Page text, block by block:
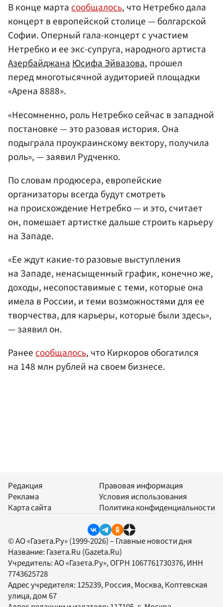
В конце мартасообщалось, что Нетребко дала
концерт в европейской столице — болгарской
Софии. Оперный гала-концерт с участием
Нетребко и ее экс-супруга, народного артиста
АзербайджанаЮсифа Эйвазова, прошел
перед многотысячной аудиторией площадки
«Арена 8888».
«Несомненно, роль Нетребко сейчас в западной
постановке — это разовая история. Она
подыграла проукраинскому вектору, получила
роль», — заявил Рудченко.
По словам продюсера, европейские
организаторы всегда будут смотреть
на происхождение Нетребко — и это, считает
он, помешает артистке дальше строить карьеру
на Западе.
«Ее ждут какие-то разовые выступления
на Западе, ненасыщенный график, конечно же,
доходы, несопоставимые с теми, которые она
имела в России, и теми возможностями для ее
творчества, для карьеры, которые были здесь»,
— заявил он.
Ранеесообщалось, что Киркоров обогатился
на 148 млн рублей на своем бизнесе.
Редакция
Реклама
Карта сайта
Правовая информация
Условия использования
Политика конфиденциальности
© АО «Газета.Ру» (1999-2026) – Главные новости дня
Название: Газета.Ru (Gazeta.Ru)
Учредитель:АО «Газета.Ру», ОГРН 1067761730376, ИНН
7743625728
Адрес учредителя: 125239, Россия, Москва, Коптевская
улица, дом 67